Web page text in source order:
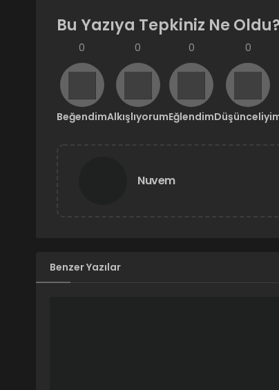
Bu Yazıya Tepkiniz Ne
0
Beğendim
0
Alkışlıyorum
0
Eğlendim
0
Nuvem
Benzer Yazılar